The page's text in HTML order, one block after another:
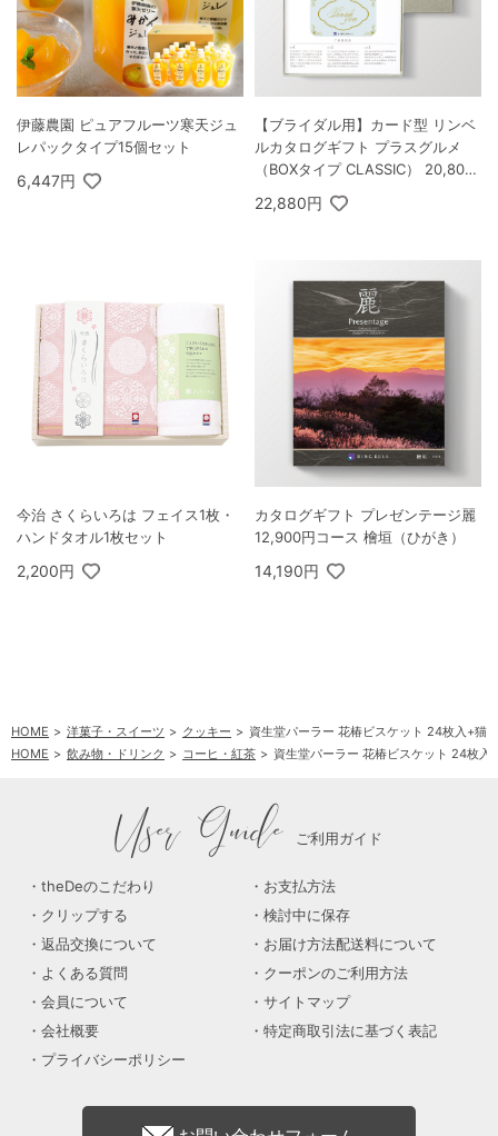
伊藤農園 ピュアフルーツ寒天ジュ
レパックタイプ15個セット
6,447円
【ブライダル用】カード型 リンベ
ルカタログギフト プラスグルメ
（BOXタイプ CLASSIC） 20,800
22,880円
今治 さくらいろは フェイス1枚・
ハンドタオル1枚セット
2,200円
カタログギフト プレゼンテージ麗
12,900円コース 檜垣（ひがき）
14,190円
HOME 洋菓子・スイーツ クッキー
資生堂パーラー 花椿ビスケット 24枚入+猫
HOME
飲み物・ドリンク コーヒ・紅茶 資生堂パーラー 花椿ビスケット 24枚入
User Guide ご利用ガイド
theDeのこだわり
お支払方法
クリップする
検討中に保存
返品交換について
お届け方法配送料について
よくある質問
クーポンのご利用方法
会員について
サイトマップ
会社概要
特定商取引法に基づく表記
プライバシーポリシー